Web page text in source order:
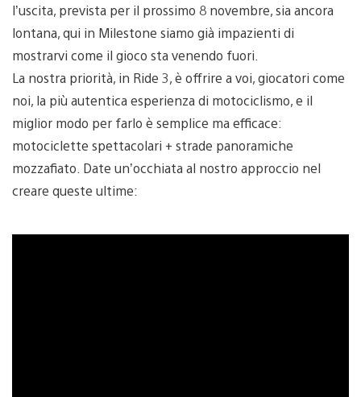
l’uscita, prevista per il prossimo 8 novembre, sia ancora
lontana, qui in Milestone siamo già impazienti di
mostrarvi come il gioco sta venendo fuori.
La nostra priorità, in Ride 3, è offrire a voi, giocatori come
noi, la più autentica esperienza di motociclismo, e il
miglior modo per farlo è semplice ma efficace:
motociclette spettacolari + strade panoramiche
mozzafiato. Date un’occhiata al nostro approccio nel
creare queste ultime: